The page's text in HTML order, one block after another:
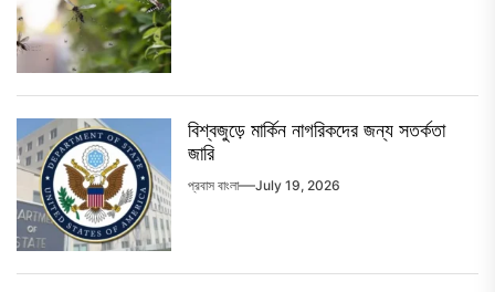
বিশ্বজুড়ে মার্কিন নাগরিকদের জন্য সতর্কতা
জারি
প্রবাস বাংলা July 19, 2026